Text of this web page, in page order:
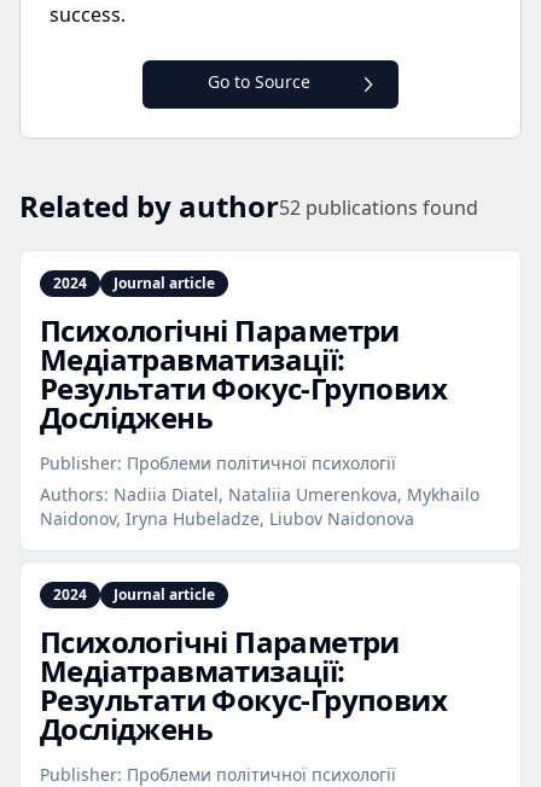
success.
Go to Source
Related by author52 publications found
2024 Journal article
Психологічні Параметри
Медіатравматизації:
Результати Фокус‑Групових
Досліджень
Publisher: Проблеми політичної психології
Authors: Nadiia Diatel, Nataliia Umerenkova, Mykhailo
Naidonov, Iryna Hubeladze, Liubov Naidonova
2024 Journal article
Психологічні Параметри
Медіатравматизації:
Результати Фокус‑Групових
Досліджень
Publisher: Проблеми політичної психології